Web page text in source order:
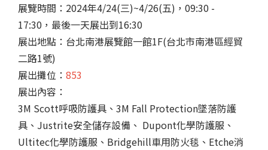
展覽時間：2024年4/24(三)~4/26(五)，09:30 -
17:30，最後一天展出到16:30
展出地點：台北南港展覽館一館1F(台北市南港區經貿
二路1號)
展出攤位： 853
展出內容：
3M Scott呼吸防護具、3M Fall Protection墜落防護
具、Justrite安全儲存設備、 Dupont化學防護服、
Ultitec化學防護服、Bridgehill車用防火毯、Etche消